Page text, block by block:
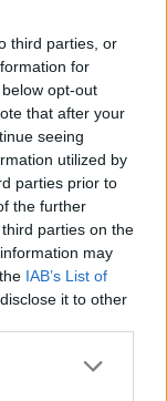
third parties, or
for
opt-out
that after your
seeing
utilized by
parties prior to
the further
parties on the
may
IAB’s List of
it to other
Cabeccia:
con
vincere»
che sta